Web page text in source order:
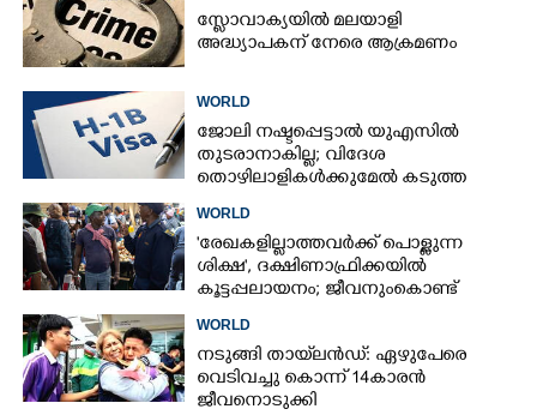
സ്ലോവാക്യയിൽ മലയാളി
അദ്ധ്യാപകന് നേരെ ആക്രമണം
WORLD
ജോലി നഷ്ടപ്പെട്ടാൽ യുഎസിൽ
തുടരാനാകില്ല; വിദേശ
തൊഴിലാളികൾക്കുമേൽ കടുത്ത
WORLD
'രേഖകളില്ലാത്തവർക്ക് പൊള്ളുന്ന
ശിക്ഷ', ദക്ഷിണാഫ്രിക്കയിൽ
കൂട്ടപ്പലായനം; ജീവനുംകൊണ്ട്
പേർ
WORLD
നടുങ്ങി തായ്‌ലൻഡ്: ഏഴുപേരെ
വെടിവച്ചു കൊന്ന് 14കാരൻ
ജീവനൊടുക്കി